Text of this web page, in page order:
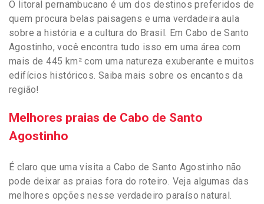
O litoral pernambucano é um dos destinos preferidos de
quem procura belas paisagens e uma verdadeira aula
sobre a história e a cultura do Brasil. Em Cabo de Santo
Agostinho, você encontra tudo isso em uma área com
mais de 445 km² com uma natureza exuberante e muitos
edifícios históricos. Saiba mais sobre os encantos da
região!
Melhores praias de Cabo de Santo
Agostinho
É claro que uma visita a Cabo de Santo Agostinho não
pode deixar as praias fora do roteiro. Veja algumas das
melhores opções nesse verdadeiro paraíso natural.